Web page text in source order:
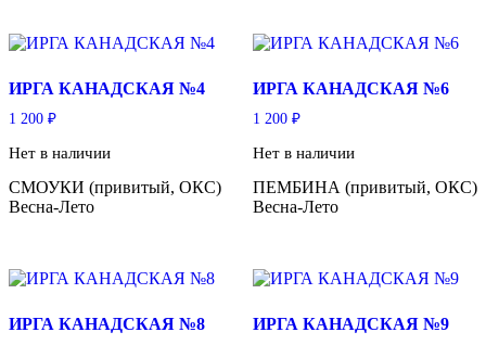
ИРГА КАНАДСКАЯ №4
1 200 ₽
Нет в наличии
СМОУКИ (привитый, ОКС)
Весна-Лето
ИРГА КАНАДСКАЯ №6
1 200 ₽
Нет в наличии
ПЕМБИНА (привитый, ОКС)
Весна-Лето
ИРГА КАНАДСКАЯ №8 ИРГА КАНАДСКАЯ №9